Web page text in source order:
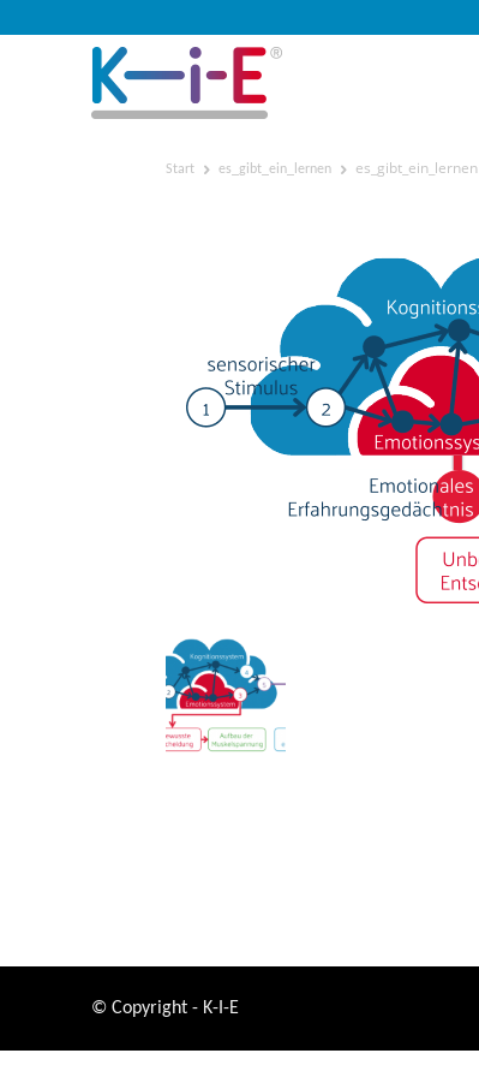
Start es_gibt_ein_lernen es_gibt_ein_lernen
© Copyright - K-I-E